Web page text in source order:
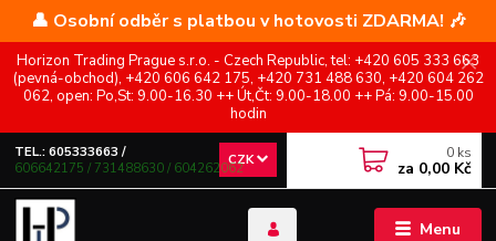
👤 Osobní odběr s platbou v hotovosti ZDARMA! 🎶
Horizon Trading Prague s.r.o. - Czech Republic, tel: +420 605 333 663
(pevná-obchod), +420 606 642 175, +420 731 488 630, +420 604 262
062, open: Po,St: 9.00-16.30 ++ Út,Čt: 9.00-18.00 ++ Pá: 9.00-15.00
hodin
Menu
CZK
TEL.: 605333663 /
606642175 / 731488630 / 604262062
0 ks
za 0,00 Kč